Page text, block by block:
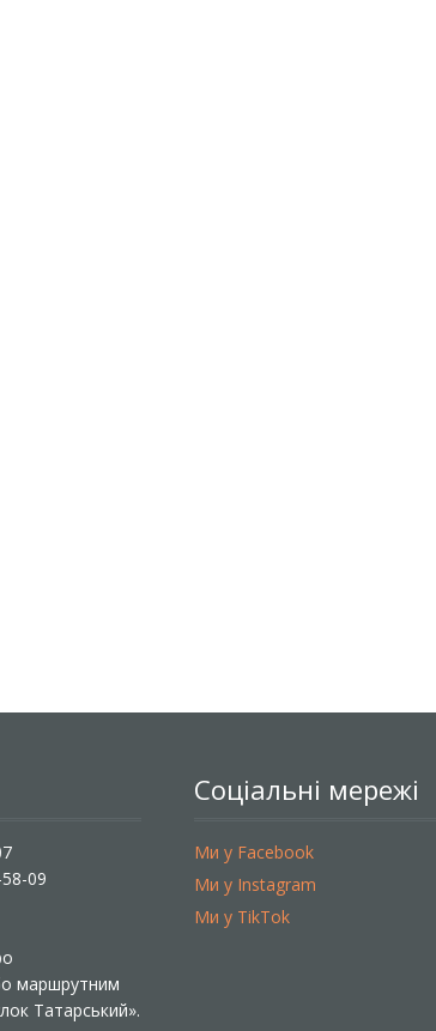
09
маршрутним
Татарський».
Соціальні мережі
Ми у Facebook
Ми у Instagram
Ми у TikTok